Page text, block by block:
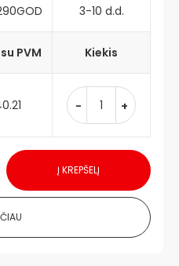
3-10 d.d.
PVM Kiekis
- +
Į KREPŠELĮ